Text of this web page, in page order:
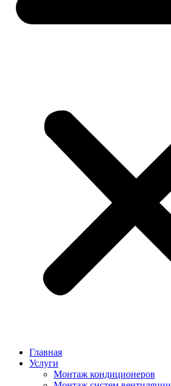
Главная
Услуги
Монтаж кондиционеров